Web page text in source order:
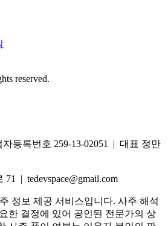
reserved.
등록번호 259-13-02051 | 대표 정만
| tedevspace@gmail.com
정보 제공 서비스입니다. 사주 해석
한 결정에 있어 공인된 전문가의 상